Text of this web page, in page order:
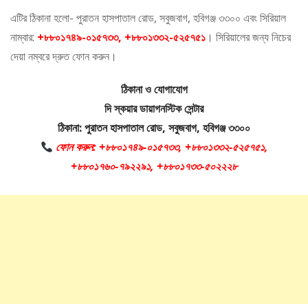
এটির ঠিকানা হলো- পুরাতন হাসপাতাল রোড, সবুজবাগ, হবিগঞ্জ ৩৩০০ এবং সিরিয়াল
নাম্বার: +৮৮০১৭৪৯-০১৫৭৩৩, +৮৮০১৩৩২-৫২৫৭৫১ । সিরিয়ালের জন্য নিচের
দেয়া নম্বরে দ্রুত ফোন করুন।
ঠিকানা ও যোগাযোগ
দি স্কয়ার ডায়াগনস্টিক সেন্টার
ঠিকানা: পুরাতন হাসপাতাল রোড, সবুজবাগ, হবিগঞ্জ ৩৩০০
ফোন করুন: +৮৮০১৭৪৯-০১৫৭৩৩, +৮৮০১৩৩২-৫২৫৭৫১,
+৮৮০১৭৬০-৭৯২২৯১, +৮৮০১৭৩৩-৫০২২২৮